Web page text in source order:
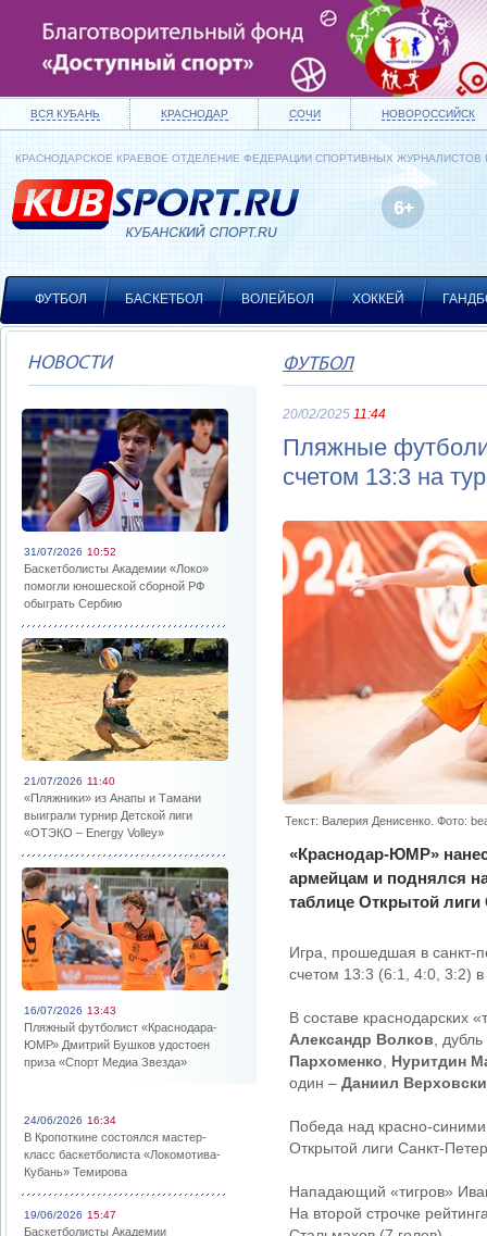
ВСЯ КУБАНЬ КРАСНОДАР СОЧИ НОВОРОССИЙСК
КРАСНОДАРСКОЕ КРАЕВОЕ ОТДЕЛЕНИЕ ФЕДЕРАЦИИ СПОРТИВНЫХ ЖУРНАЛИСТОВ
ФУТБОЛ БАСКЕТБОЛ ВОЛЕЙБОЛ ХОККЕЙ
НОВОСТИ
31/07/2026 10:52
Баскетболисты Академии «Локо»
помогли юношеской сборной РФ
обыграть Сербию
21/07/2026 11:40
«Пляжники» из Анапы и Тамани
выиграли турнир Детской лиги
«ОТЭКО – Energy Volley»
16/07/2026 13:43
Пляжный футболист «Краснодара-
ЮМР» Дмитрий Бушков удостоен
приза «Спорт Медиа Звезда»
24/06/2026 16:34
В Кропоткине состоялся мастер-
класс баскетболиста «Локомотива-
Кубань» Темирова
19/06/2026 15:47
Баскетболисты Академии
ФУТБОЛ
20/02/2025 11:44
Пляжные
счетом 13:3 на
Текст: Валерия Денисенко. Фото:
«Краснодар-ЮМР»
армейцам и поднялся
таблице Открытой
Игра, прошедшая в санкт-
счетом 13:3 (6:1, 4:0, 3:2)
В составе краснодарских
Александр Волков ,
Пархоменко
Нуритдин
один – Даниил
Победа над красно-
Открытой лиги Санкт-
Нападающий «тигров»
На второй строчке